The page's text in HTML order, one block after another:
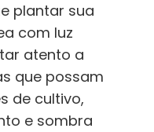
plantar sua
com luz
atento a
que possam
de cultivo,
e sombra